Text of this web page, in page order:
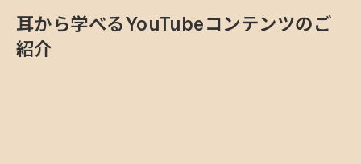
耳から学べるYouTubeコンテンツのご
紹介